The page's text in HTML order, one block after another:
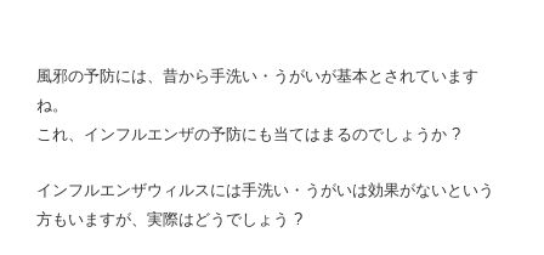
風邪の予防には、昔から手洗い・うがいが基本とされています
ね。
これ、インフルエンザの予防にも当てはまるのでしょうか ?
インフルエンザウィルスには手洗い・うがいは効果がないという
方もいますが、実際はどうでしょう ?